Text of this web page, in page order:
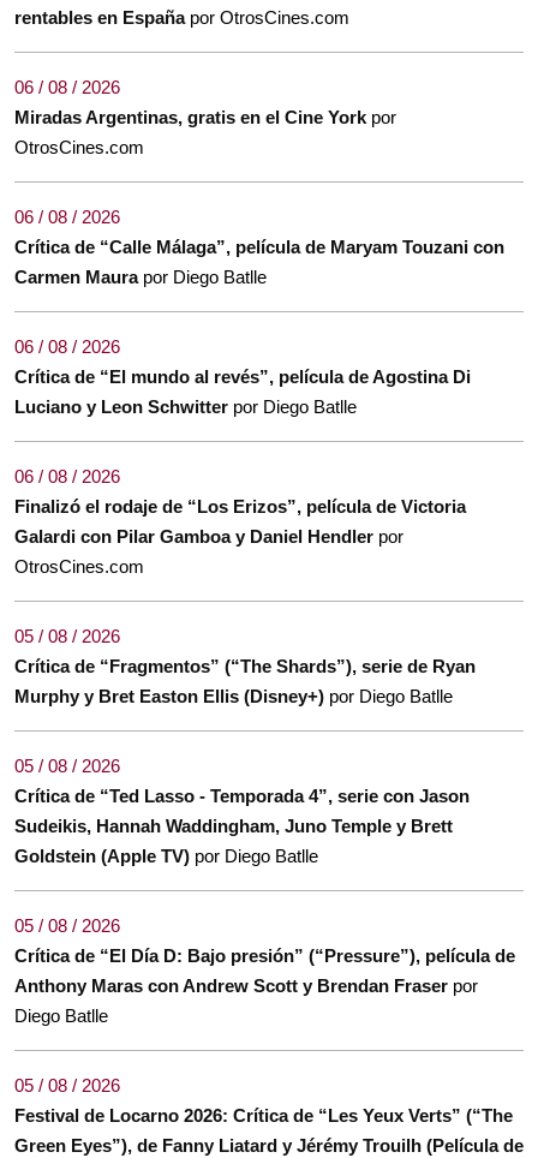
rentables en España por OtrosCines.com
06 / 08 / 2026
Miradas Argentinas, gratis en el Cine York por
OtrosCines.com
06 / 08 / 2026
Crítica de “Calle Málaga”, película de Maryam Touzani con
Carmen Maura por Diego Batlle
06 / 08 / 2026
Crítica de “El mundo al revés”, película de Agostina Di
Luciano y Leon Schwitter por Diego Batlle
06 / 08 / 2026
Finalizó el rodaje de “Los Erizos”, película de Victoria
Galardi con Pilar Gamboa y Daniel Hendler por
OtrosCines.com
05 / 08 / 2026
Crítica de “Fragmentos” (“The Shards”), serie de Ryan
Murphy y Bret Easton Ellis (Disney+) por Diego Batlle
05 / 08 / 2026
Crítica de “Ted Lasso - Temporada 4”, serie con Jason
Sudeikis, Hannah Waddingham, Juno Temple y Brett
Goldstein (Apple TV) por Diego Batlle
05 / 08 / 2026
Crítica de “El Día D: Bajo presión” (“Pressure”), película de
Anthony Maras con Andrew Scott y Brendan Fraser por
Diego Batlle
05 / 08 / 2026
Festival de Locarno 2026: Crítica de “Les Yeux Verts” (“The
Green Eyes”), de Fanny Liatard y Jérémy Trouilh (Película de